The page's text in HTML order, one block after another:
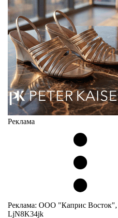
сникерины (гибридный
кроссовок обтекаемой
Но в модели Miu Miu Bubble
05.08.2026 3116
Реклама
Реклама: ООО "Каприс
LjN8K34jk